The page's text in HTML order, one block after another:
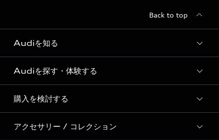
Back to top
Audiを知る
Audi ブランド
Story of Progress
Audi Sport
Formula 1®
Audiを探す・体験する
ディーラー検索
新車在庫検索
購入を検討する
モデル一覧
アクセサリー / コレクション